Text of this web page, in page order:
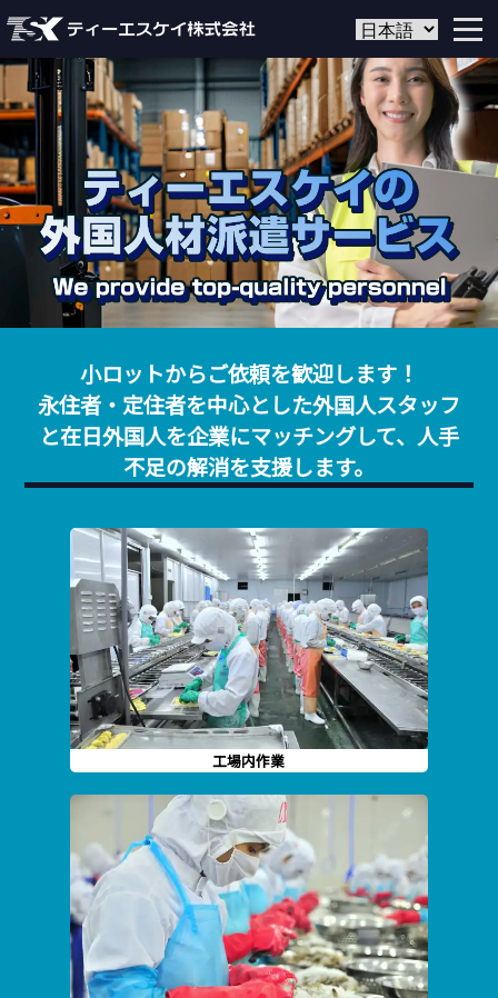
小ロットからご依頼を歓迎します！
永住者・定住者を中心とした外国人スタッフ
と在日外国人を企業にマッチングして、人手
不足の解消を支援します。
工場内作業